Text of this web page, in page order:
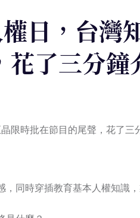
日，台灣
花了三分
限時批在節目的尾聲，花了三
同時穿插教育基本人權知識